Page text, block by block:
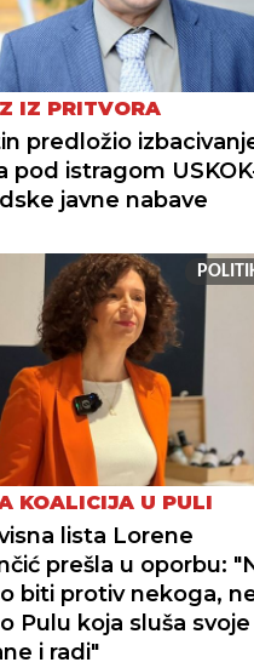
IZ PRITVORA
predložio
pod istragom
javne nabave
KOALICIJA U PULI
lista Lorene
prešla u oporbu:
biti protiv nekoga,
Pulu koja sluša svoje
i radi"